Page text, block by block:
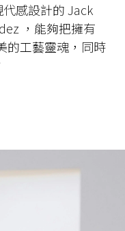
感設計的 Jack
，能夠把擁有
的工藝靈魂，同時